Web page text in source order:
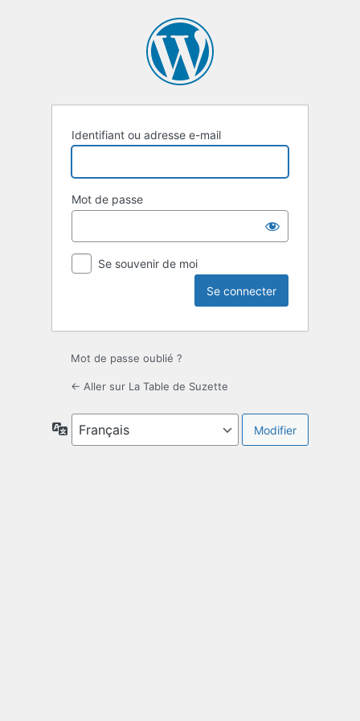
Identifiant ou adresse e-mail
Mot de passe
Se souvenir de moi
Mot de passe oublié ?
← Aller sur La Table de Suzette
Langue